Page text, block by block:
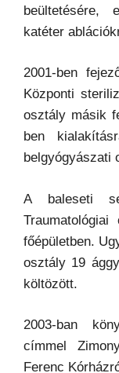
beültetésére,
katéter
2001-ben
Központi
osztály másik
ben
belgyógyászati
A baleseti
főépületben.
osztály 19
költözött.
2003-ban
címmel
Ferenc